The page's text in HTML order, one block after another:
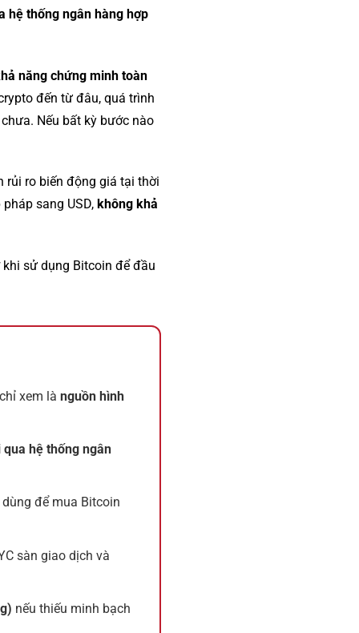
hệ thống ngân hàng hợp
năng chứng minh toàn
đến từ đâu, quá trình
Nếu bất kỳ bước nào
rủi ro biến động giá tại thời
sang USD, không khả
khi sử dụng Bitcoin để đầu
xem là nguồn hình
qua hệ thống ngân
để mua Bitcoin
sàn giao dịch và
nếu thiếu minh bạch